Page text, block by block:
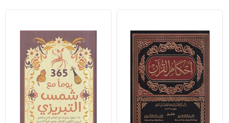
ملابس
مطرزات
حقائب
حلي
عناية
بالذات
iKitab
حدود
وفرات
عن
الشركة
سياسة
الشركة
حسابك
لائحة
الأمنيات